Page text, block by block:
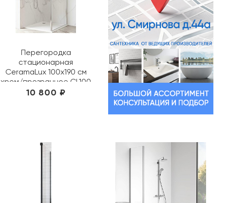
Перегородка
стационарная
CeramaLux 100х190 см
хром/прозрачное CL100
Chrome
10 800 ₽